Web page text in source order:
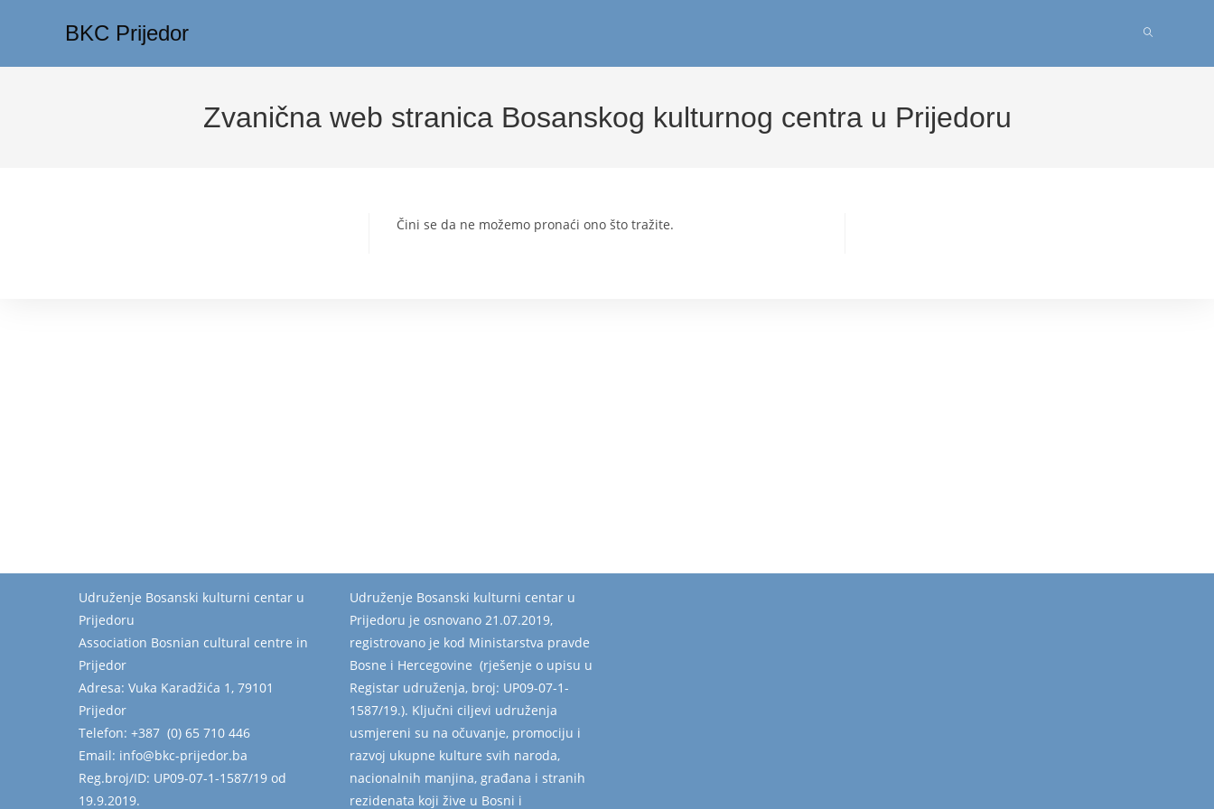
BKC Prijedor Uključi/
Zvanična web stranica Bosanskog kulturnog centra u Prijedoru
Čini se da ne možemo pronaći ono što tražite.
Udruženje Bosanski kulturni centar u
Prijedoru
Association Bosnian cultural centre in
Prijedor
Adresa: Vuka Karadžića 1, 79101
Prijedor
Telefon: +387 (0) 65 710 446
Email: info@bkc-prijedor.ba
Reg.broj/ID: UP09-07-1-1587/19 od
19.9.2019.
Udruženje Bosanski kulturni centar u
Prijedoru je osnovano 21.07.2019,
registrovano je kod Ministarstva pravde
Bosne i Hercegovine (rješenje o upisu u
Registar udruženja, broj: UP09-07-1-
1587/19.). Ključni ciljevi udruženja
usmjereni su na očuvanje, promociju i
razvoj ukupne kulture svih naroda,
nacionalnih manjina, građana i stranih
rezidenata koji žive u Bosni i